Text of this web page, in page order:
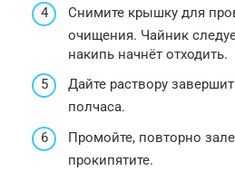
Снимите крышку для
очищения. Чайник
накипь начнёт отходить.
Дайте раствору
полчаса.
Промойте, повторно
прокипятите.